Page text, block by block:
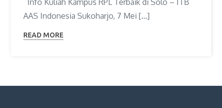
AAS Indonesia Sukoharjo, 7 Mei […]
READ MORE